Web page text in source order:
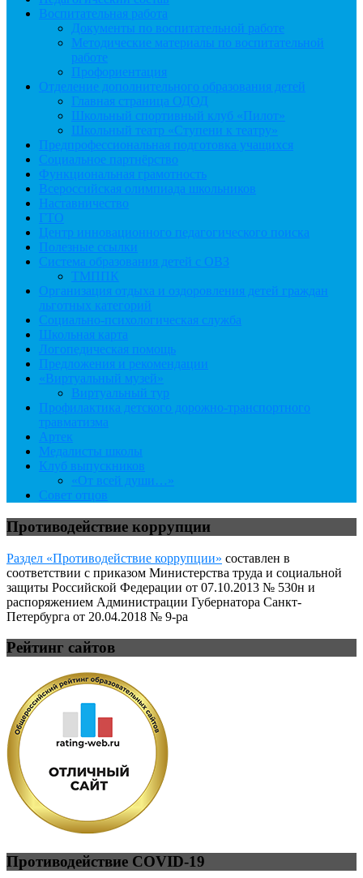
Воспитательная работа
Документы по воспитательной работе
Методические материалы по воспитательной
работе
Профориентация
Отделение дополнительного образования детей
Главная страница ОДОД
Школьный спортивный клуб «Пилот»
Школьный театр «Ступени к театру»
Предпрофессиональная подготовка учащихся
Социальное партнёрство
Функциональная грамотность
Всероссийская олимпиада школьников
Наставничество
ГТО
Центр инновационного педагогического поиска
Полезные ссылки
Система образования детей с ОВЗ
ТМППК
Организация отдыха и оздоровления детей граждан
льготных категорий
Социально-психологическая служба
Школьная карта
Логопедическая помощь
Предложения и рекомендации
«Виртуальный музей»
Виртуальный тур
Профилактика детского дорожно-транспортного
травматизма
Артек
Медалисты школы
Клуб выпускников
«От всей души…»
Совет отцов
Противодействие коррупции
Раздел «Противодействие коррупции» составлен в
соответствии с приказом Министерства труда и социальной
защиты Российской Федерации от 07.10.2013 № 530н и
распоряжением Администрации Губернатора Санкт-
Петербурга от 20.04.2018 № 9-ра
Рейтинг сайтов
Противодействие COVID-19